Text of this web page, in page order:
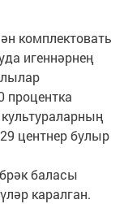
комплектовать
игеннәрнең
процентка
центнер булыр
баласы
каралган.